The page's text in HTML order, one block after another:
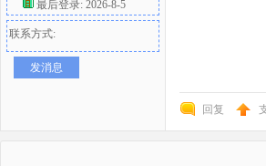
最后登录: 2026-8-5
联系方式:
发消息
回复